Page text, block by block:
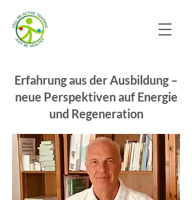
Erfahrung aus der Ausbildung –
neue Perspektiven auf Energie
und Regeneration